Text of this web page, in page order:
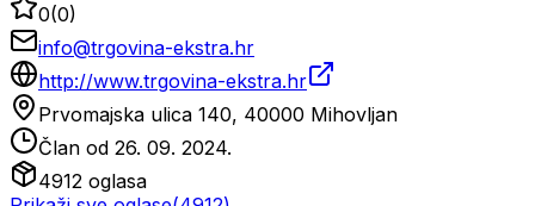
0(0)
info@trgovina-ekstra.hr
http://www.trgovina-ekstra.hr
Prvomajska ulica 140, 40000 Mihovljan
Član od 26. 09. 2024.
4912 oglasa